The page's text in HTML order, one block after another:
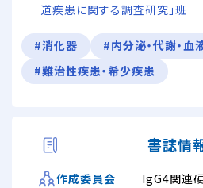
道疾患に関する調査研究」班
#消化器
#内分泌・代謝・血
#難治性疾患・希少疾患
書誌情
作成委員会
IgG4関連